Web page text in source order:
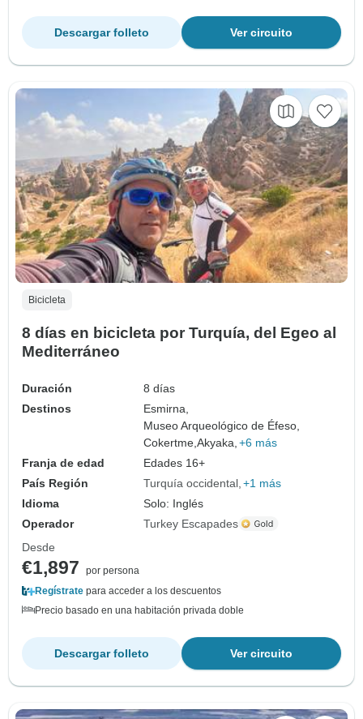
Ver circuito
Descargar folleto
Bicicleta
8 días en bicicleta por Turquía, del Egeo al
Mediterráneo
Duración
8 días
Destinos
Esmirna,
Museo Arqueológico de Éfeso,
Cokertme,Akyaka, +6 más
Franja de edad
Edades 16+
País Región
Turquía occidental +1 más
Idioma
Solo: Inglés
Operador
Turkey Escapades
Desde
€1,897
por persona
Regístrate para acceder a los descuentos
Precio basado en una habitación privada doble
Ver circuito
Descargar folleto